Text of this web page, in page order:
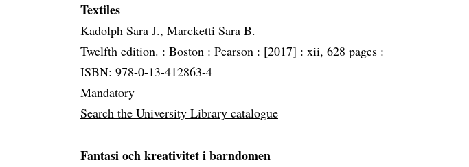
Textiles
Kadolph Sara J., Marcketti Sara B.
Twelfth edition. : Boston : Pearson : [2017] : xii, 628 pages :
ISBN: 978-0-13-412863-4
Mandatory
Search the University Library catalogue
Fantasi och kreativitet i barndomen